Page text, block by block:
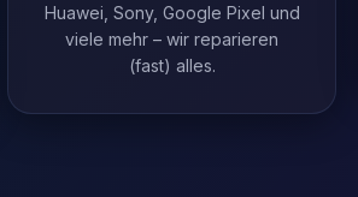
Huawei, Sony, Google Pixel und
viele mehr – wir reparieren
(fast) alles.